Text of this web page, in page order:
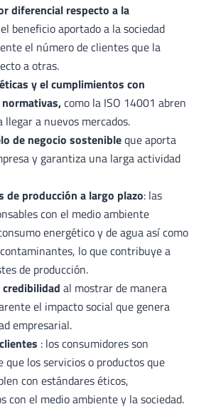
diferencial respecto a la
el beneficio aportado a la sociedad
el número de clientes que la
a otras.
y el cumplimientos con
como la ISO 14001 abren
llegar a nuevos mercados.
de negocio sostenibleque aporta
y garantiza una larga actividad
de producción a largo plazo: las
con el medio ambiente
energético y de agua así como
lo que contribuye a
de producción.
al mostrar de manera
el impacto social que genera
empresarial.
: los consumidores son
que los servicios o productos que
con estándares éticos,
con el medio ambiente y la sociedad.